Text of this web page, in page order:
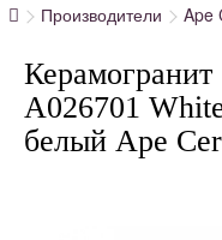
Производители Ape
A026701
белый Ape